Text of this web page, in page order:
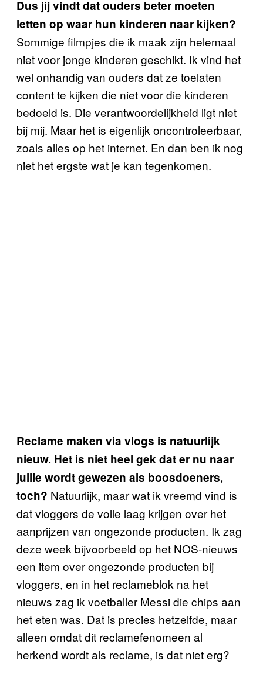
Dus jij vindt dat ouders beter moeten
letten op waar hun kinderen naar kijken?
Sommige filmpjes die ik maak zijn helemaal
niet voor jonge kinderen geschikt. Ik vind het
wel onhandig van ouders dat ze toelaten
content te kijken die niet voor die kinderen
bedoeld is. Die verantwoordelijkheid ligt niet
bij mij. Maar het is eigenlijk oncontroleerbaar,
zoals alles op het internet. En dan ben ik nog
niet het ergste wat je kan tegenkomen.
Reclame maken via vlogs is natuurlijk
nieuw. Het is niet heel gek dat er nu naar
jullie wordt gewezen als boosdoeners,
toch? Natuurlijk, maar wat ik vreemd vind is
dat vloggers de volle laag krijgen over het
aanprijzen van ongezonde producten. Ik zag
deze week bijvoorbeeld op het NOS-nieuws
een item over ongezonde producten bij
vloggers, en in het reclameblok na het
nieuws zag ik voetballer Messi die chips aan
het eten was. Dat is precies hetzelfde, maar
alleen omdat dit reclamefenomeen al
herkend wordt als reclame, is dat niet erg?